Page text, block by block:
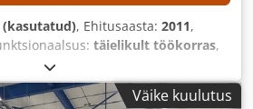
, Ehitusaasta: 2011,
täielikult töökorras,
(maks.):
arv:2,
Väike kuulutus